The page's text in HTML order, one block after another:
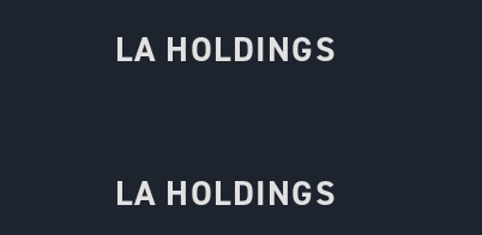
LA HOLDINGS
LA HOLDINGS